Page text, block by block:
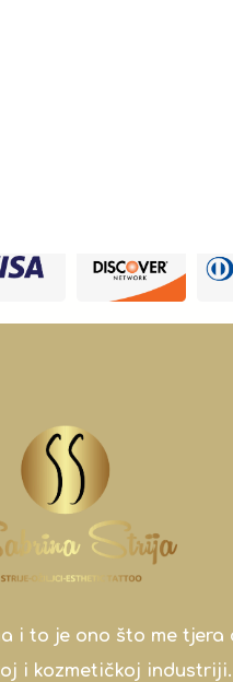
i to je ono što me
i kozmetičkoj industriji.